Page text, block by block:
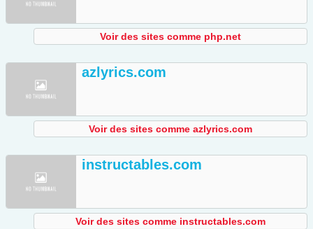
Voir des sites comme php.net
azlyrics.com
Voir des sites comme azlyrics.com
instructables.com
Voir des sites comme instructables.com